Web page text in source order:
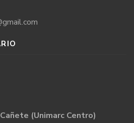
(Unimarc Centro)